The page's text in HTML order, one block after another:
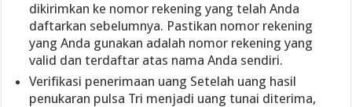
dikirimkan ke nomor rekening yang telah Anda
daftarkan sebelumnya. Pastikan nomor rekening
yang Anda gunakan adalah nomor rekening yang
valid dan terdaftar atas nama Anda sendiri.
Verifikasi penerimaan uang Setelah uang hasil
penukaran pulsa Tri menjadi uang tunai diterima,